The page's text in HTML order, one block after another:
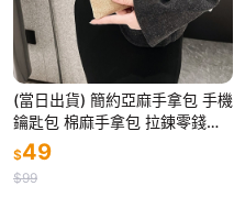
(當日出貨) 簡約亞麻手拿包 手機
鑰匙包 棉麻手拿包 拉鍊零錢包
化妝品袋 手拿包 棉麻錢包 亞麻
手拿包(CA010)
$49
$99